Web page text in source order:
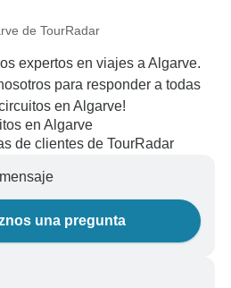
de TourRadar
expertos en viajes a Algarve.
para responder a todas
en Algarve!
en Algarve
de clientes de TourRadar
una pregunta